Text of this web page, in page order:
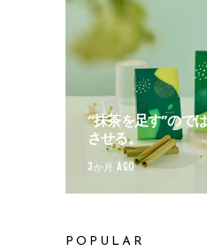
“抹茶を足す”ので
させる。
3か月 AGO
POPULAR